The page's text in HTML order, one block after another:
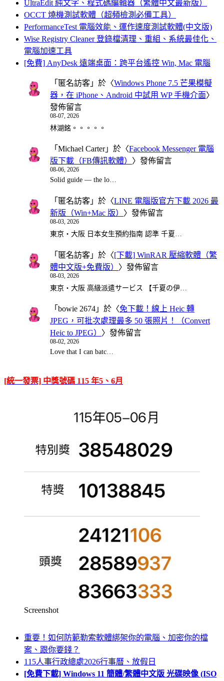
UltraEdit 純文字、程式碼編輯器（繁體中文最新版）
OCCT 燒機測試軟體（超頻檢測必備工具）
PerformanceTest 電腦效能、運作速度測試軟體(中文版)
Wise Registry Cleaner 登錄檔清理、重組、系統最佳化、
電腦加速工具
[免費] AnyDesk 遠端桌面：跨平台遙控 Win, Mac 電腦
「 匿名訪客 」於〈Windows Phone 7.5 芒果模擬
器，在 iPhone、Android 中試用 WP 手機介面〉
發佈留言
08-07, 2026
林湖銘。。。。。
「 Michael Carter」於〈Facebook Messenger 電腦
版下載（FB傳訊軟體） 〉發佈留言
08-06, 2026
Solid guide — the lo…
「 匿名訪客 」於〈LINE 電腦版官方下載 2026 最
新版（Win+Mac 版） 〉發佈留言
08-03, 2026
東京・大阪 日本女生預約指南 認準 千夏…
「 匿名訪客 」於〈[下載] WinRAR 壓縮軟體（繁
體中文版+免費版） 〉發佈留言
08-03, 2026
東京・大阪 高級派遣サービス 【千夏の伊…
「 bowie 2674 」於〈免下載！線上 Heic 轉
JPEG，可批次處理最多 50 張照片！（Convert
Heic to JPEG） 〉發佈留言
08-02, 2026
Love that I can batc…
[統一發票] 中獎號碼 115 年5、6月
Screenshot
重要！如何防範勒索軟體綁架你的電腦、加密你的檔
案、跟你要錢？
115人事行政總處2026行事曆、放假日
[免費下載] Windows 11 簡體/繁體中文版 光碟映像 (ISO